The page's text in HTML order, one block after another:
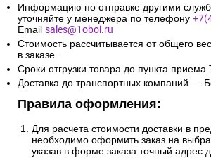
Информацию по отправке другими
уточняйте у менеджера по телефону
Email sales@1oboi.ru
Стоимость рассчитывается от общего
в заказе.
Сроки отгрузки товара до пункта
Доставка до транспортных компаний —
Правила оформления:
Для расчета стоимости доставки в
необходимо оформить заказ на
указав в форме заказа точный адрес